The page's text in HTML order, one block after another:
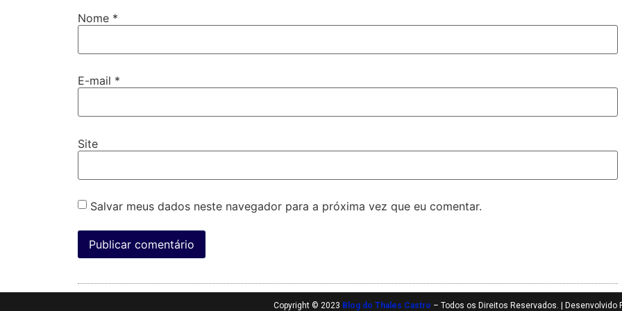
Nome *
E-mail *
Site
Salvar meus dados neste navegador para a próxima vez que eu comentar.
Copyright © 2023 Blog do Thales Castro – Todos os Direitos Reservados. | Desenvolvido